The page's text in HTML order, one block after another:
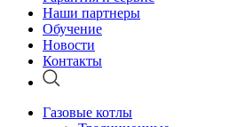
Наши партнеры
Обучение
Новости
Контакты
Газовые котлы